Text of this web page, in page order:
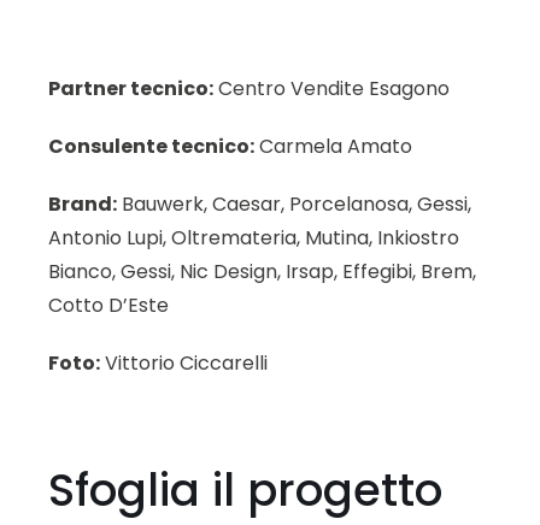
Partner tecnico:Centro Vendite Esagono
Consulente tecnico:Carmela Amato
Brand: Bauwerk, Caesar, Porcelanosa, Gessi,
Antonio Lupi, Oltremateria, Mutina, Inkiostro
Bianco, Gessi, Nic Design, Irsap, Effegibi, Brem,
Cotto D’Este
Foto:Vittorio Ciccarelli
Sfoglia il progetto